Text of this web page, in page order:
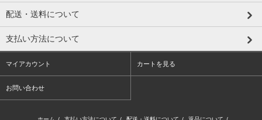
配送・送料について
支払い方法について
マイアカウント カートを見る
お問い合わせ